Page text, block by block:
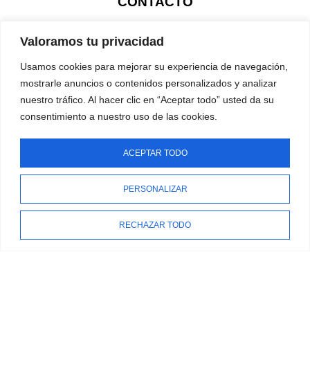
Valoramos tu privacidad
Usamos cookies para mejorar su experiencia de navegación,
mostrarle anuncios o contenidos personalizados y analizar
nuestro tráfico. Al hacer clic en “Aceptar todo” usted da su
consentimiento a nuestro uso de las cookies.
PERSONALIZAR
RECHAZAR TODO
ACEPTAR TODO
640122400 / 950938010
latremendatattoo@gmail.com
Aviso legal Política de cookies
Política de privacidad
Política de devoluciones
© La tremenda tattoo | Todos los derechos reservados